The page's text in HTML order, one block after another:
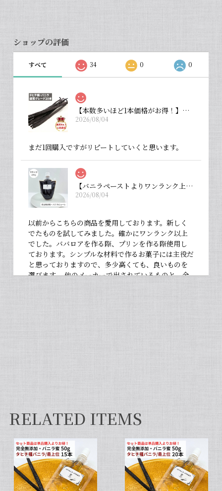
ショップの評価
すべて 34 0 0
【本数多いほど1本価格がお得！】【タヒチ種・通常グレード 13cm・バニラビーンズ・20本】
2026/08/04
まだ1回購入ですがリピートしていくと思います。
【バニラペーストよりワンランク上の天然の香り】【揮発成分が無いため加熱しても香りが揮発しない優れもの！】完全無添加・バニラピューレ（内容量：中サイズ 200 g）
2026/08/04
以前からこちらの商品を愛用しております。新しく
でたものを試してみました。確かにワンランク以上
でした。ババロアを作る際、プリンを作る際使用し
ております。シンプルな材料で作るお菓子には主役だ
と思っておりますので、多少高くても、良いものを
選びます。 他のメーカーで出されているものと、全
セット タヒチ種 + ブルボン種 10本 サイズだけ訳あり バニラビーンズ VANILLA VILLAGE
RELATED ITEMS